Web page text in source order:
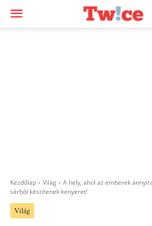
Kezdőlap Világ
A hely, ahol az emberek
sárból készítenek kenyeret!
Világ